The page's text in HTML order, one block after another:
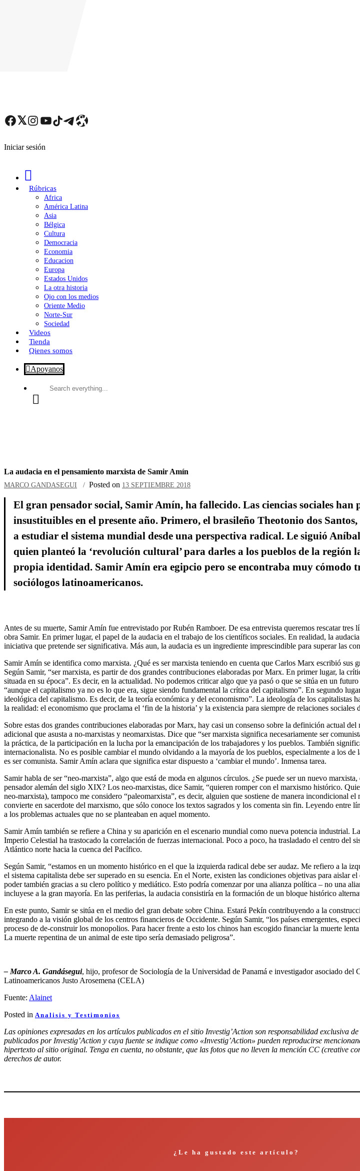
Facebook Twitter Instagram YouTube TikTok Telegram Enlace
Iniciar sesión
Rúbricas
Africa
América Latina
Asia
Bélgica
Cultura
Democracia
Economia
Educacion
Europa
Estados Unidos
La otra historia
Ojo con los medios
Oriente Medio
Norte-Sur
Sociedad
Videos
Tienda
Qienes somos
Apoyanos
Search
La audacia en el pensamiento marxista de Samir Amín
MARCO GANDASEGUI Posted on 13 SEPTIEMBRE 2018
El gran pensador social, Samir Amín, ha fallecido. Las ciencias sociales han
insustituibles en el presente año. Primero, el brasileño Theotonio dos
a estudiar el sistema mundial desde una perspectiva radical. Le siguió
quien planteó la ‘revolución cultural’ para darles a los pueblos de la región
propia identidad. Samir Amín era egipcio pero se encontraba muy cómodo
sociólogos latinoamericanos.
Antes de su muerte, Samir Amín fue entrevistado por Rubén Ramboer. De esa entrevista queremos rescatar tres
obra Samir. En primer lugar, el papel de la audacia en el trabajo de los científicos sociales. En realidad, la
iniciativa que pretende ser significativa. Más aun, la audacia es un ingrediente imprescindible para superar las
Samir Amín se identifica como marxista. ¿Qué es ser marxista teniendo en cuenta que Carlos Marx escribió sus
Según Samir, “ser marxista, es partir de dos grandes contribuciones elaboradas por Marx. En primer lugar, la
situada en su época”. Es decir, en la actualidad. No podemos criticar algo que ya pasó o que se sitúa en un
“aunque el capitalismo ya no es lo que era, sigue siendo fundamental la crítica del capitalismo”. En segundo
ideológica del capitalismo. Es decir, de la teoría económica y del economismo”. La ideología de los capitalistas
la realidad: el economismo que proclama el ‘fin de la historia’ y la existencia para siempre de relaciones sociales
Sobre estas dos grandes contribuciones elaboradas por Marx, hay casi un consenso sobre la definición actual
adicional que asusta a no-marxistas y neomarxistas. Dice que “ser marxista significa necesariamente ser
la práctica, de la participación en la lucha por la emancipación de los trabajadores y los pueblos. También
internacionalista. No es posible cambiar el mundo olvidando a la mayoría de los pueblos, especialmente a los de
es ser comunista. Samir Amín aclara que significa estar dispuesto a ‘cambiar el mundo’. Inmensa tarea.
Samir habla de ser “neo-marxista”, algo que está de moda en algunos círculos. ¿Se puede ser un nuevo
pensador alemán del siglo XIX? Los neo-marxistas, dice Samir, “quieren romper con el marxismo histórico.
neo-marxista), tampoco me considero “paleomarxista”, es decir, alguien que sostiene de manera incondicional
convierte en sacerdote del marxismo, que sólo conoce los textos sagrados y los comenta sin fin. Leyendo entre
a los problemas actuales que no se planteaban en aquel momento.
Samir Amín también se refiere a China y su aparición en el escenario mundial como nueva potencia industrial.
Imperio Celestial ha trastocado la correlación de fuerzas internacional. Poco a poco, ha trasladado el centro del
Atlántico norte hacia la cuenca del Pacífico.
Según Samir, “estamos en un momento histórico en el que la izquierda radical debe ser audaz. Me refiero a la
el sistema capitalista debe ser superado en su esencia. En el Norte, existen las condiciones objetivas para aislar
poder también gracias a su clero político y mediático. Esto podría comenzar por una alianza política – no una
incluyese a la gran mayoría. En las periferias, la audacia consistiría en la formación de un bloque histórico
En este punto, Samir se sitúa en el medio del gran debate sobre China. Estará Pekín contribuyendo a la
integrando a la visión global de los centros financieros de Occidente. Según Samir, “los países emergentes,
proceso de de-construir los monopolios. Para hacer frente a esto los chinos han escogido financiar la muerte
La muerte repentina de un animal de este tipo sería demasiado peligrosa”.
– Marco A. Gandásegui, hijo, profesor de Sociología de la Universidad de Panamá e investigador asociado del
Latinoamericanos Justo Arosemena (CELA)
Fuente: Alainet
Posted in Analisis y Testimonios
Las opiniones expresadas en los artículos publicados en el sitio Investig’Action son responsabilidad exclusiva
publicados por Investig’Action y cuya fuente se indique como «Investig’Action» pueden reproducirse
hipertexto al sitio original. Tenga en cuenta, no obstante, que las fotos que no lleven la mención CC (creative
derechos de autor.
¿Le ha gustado este artículo?